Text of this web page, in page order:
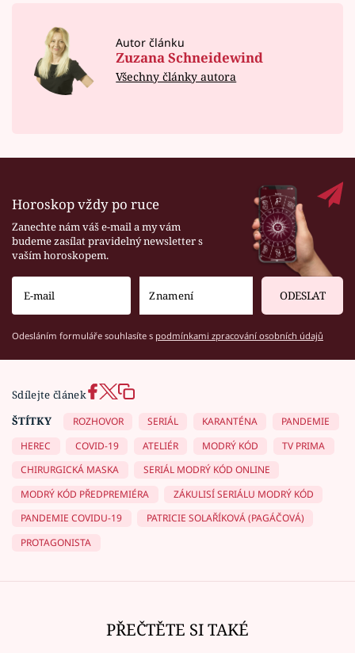
Autor článku
Zuzana Schneidewind
Všechny články autora
Horoskop vždy po ruce
Zanechte nám váš e-mail a my vám
budeme zasílat pravidelný newsletter s
vaším horoskopem.
ODESLAT
Odesláním formuláře souhlasíte s podmínkami zpracování osobních údajů
Sdílejte článek
ŠTÍTKY
ROZHOVOR SERIÁL KARANTÉNA
PANDEMIE
HEREC
COVID-19 ATELIÉR MODRÝ KÓD
TV PRIMA
CHIRURGICKÁ MASKA
SERIÁL MODRÝ KÓD ONLINE
MODRÝ KÓD PŘEDPREMIÉRA
ZÁKULISÍ SERIÁLU MODRÝ KÓD
PANDEMIE COVIDU-19
PATRICIE SOLAŘÍKOVÁ (PAGÁČOVÁ)
PROTAGONISTA
PŘEČTĚTE SI TAKÉ